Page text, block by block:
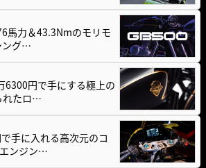
馬力＆43.3Nmのモリモ
ング…
6300円で手にする極上の
れたロ…
手に入れる高次元のコ
ンジン…